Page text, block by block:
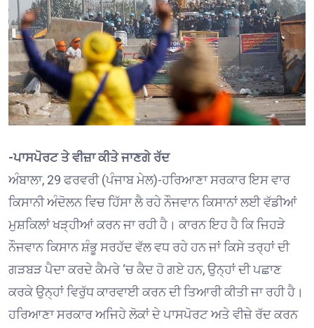
-ਪਾਸਪੋਰਟ ਤੇ ਵੀਜ਼ਾ ਕੀਤੇ ਜਾਣਗੇ ਰੱਦ
ਅੰਬਾਲਾ, 29 ਫਰਵਰੀ (ਪੰਜਾਬ ਮੇਲ)-ਹਰਿਆਣਾ ਸਰਕਾਰ ਇਸ ਵਾਰ
ਕਿਸਾਨੀ ਅੰਦੋਲਨ ਵਿਚ ਹਿੱਸਾ ਲੈ ਰਹੇ ਨੌਜਵਾਨ ਕਿਸਾਨਾਂ ਲਈ ਵੱਡੀਆਂ
ਮੁਸ਼ਕਿਲਾਂ ਖੜ੍ਹੀਆਂ ਕਰਨ ਜਾ ਰਹੀ ਹੈ। ਕਾਰਨ ਇਹ ਹੈ ਕਿ ਜਿਹੜੇ
ਨੌਜਵਾਨ ਕਿਸਾਨ ਸ਼ੰਭੂ ਸਰਹੱਦ ਵੱਲ ਵਧ ਰਹੇ ਹਨ ਜਾਂ ਕਿਸੇ ਤਰ੍ਹਾਂ ਦੀ
ਗੜਬੜ ਪੈਦਾ ਕਰਦੇ ਕੈਮਰੇ ‘ਚ ਕੈਦ ਹੋ ਗਏ ਹਨ, ਉਨ੍ਹਾਂ ਦੀ ਪਛਾਣ
ਕਰਕੇ ਉਨ੍ਹਾਂ ਵਿਰੁੱਧ ਕਾਰਵਾਈ ਕਰਨ ਦੀ ਤਿਆਰੀ ਕੀਤੀ ਜਾ ਰਹੀ ਹੈ।
ਹਰਿਆਣਾ ਸਰਕਾਰ ਅਜਿਹੇ ਲੋਕਾਂ ਦੇ ਪਾਸਪੋਰਟ ਅਤੇ ਵੀਜ਼ੇ ਰੱਦ ਕਰਨ